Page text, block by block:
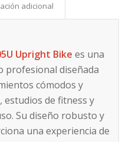
adicional
Upright Bike es una
profesional diseñada
cómodos y
estudios de fitness y
Su diseño robusto y
una experiencia de